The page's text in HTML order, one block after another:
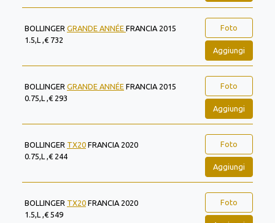
BOLLINGER GRANDE ANNÉE FRANCIA 2015
1.5,L ,€ 732
Foto
Aggiungi
BOLLINGER GRANDE ANNÉE FRANCIA 2015
0.75,L ,€ 293
Foto
Aggiungi
BOLLINGER TX20 FRANCIA 2020
0.75,L ,€ 244
Foto
Aggiungi
BOLLINGER TX20 FRANCIA 2020
1.5,L ,€ 549
Foto